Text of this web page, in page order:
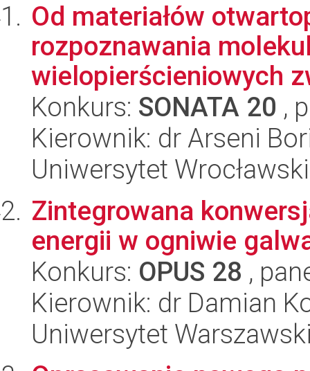
Od materiałów
rozpoznawania
wielopierścieniowych
Konkurs: SONATA 20 ,
Kierownik: dr Arseni
Uniwersytet Wrocławski
Zintegrowana
energii w ogniwie
Konkurs: OPUS 28 ,
Kierownik: dr Damian
Uniwersytet